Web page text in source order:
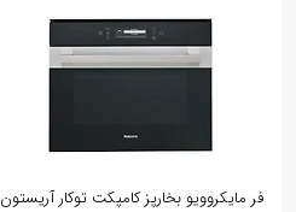
فر مایکروویو بخارپز کامپکت توکار آریستون